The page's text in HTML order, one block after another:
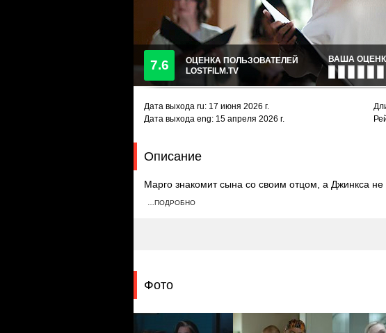
7.6
ОЦЕНКА ПОЛЬЗОВАТЕЛЕЙ
LOSTFILM.TV
ВАША
Дата выхода ru: 17 июня 2026 г.
Дата выхода eng: 15 апреля 2026 г.
Описание
Марго знакомит сына со своим отцом, а Джинкса
разрешает Джинксу переехать к ней, чем вызывает
…ПОДРОБНО
Фото